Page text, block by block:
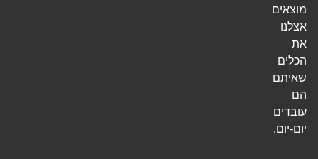
מוצאים
אצלנו
את
הכלים
שאיתם
הם
עובדים
יום-יום.